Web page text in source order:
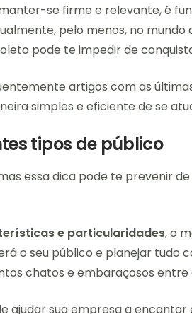
se firme e relevante, é
pelo menos, no mundo
pode te impedir de
artigos com as
simples e eficiente de se
tipos de público
essa dica pode te prevenir
e particularidades, o
o seu público e planejar tudo
chatos e embaraçosos entre
ajudar sua empresa a encantar